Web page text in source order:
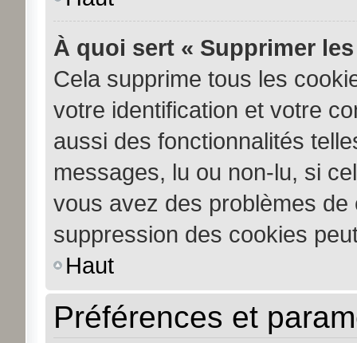
À quoi sert « Supprimer
Cela supprime tous les
votre identification et votre
aussi des fonctionnalités
messages, lu ou non-lu, si
vous avez des problèmes
suppression des cookies
Haut
Préférences et